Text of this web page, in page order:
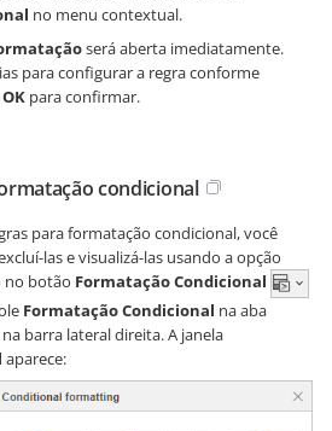
no menu contextual.
será aberta imediatamente.
para configurar a regra conforme
OK para confirmar.
condicional
para formatação condicional, você
las e visualizá-las usando a opção
no botão Formatação Condicional
Formatação Condicional na aba
na barra lateral direita. A janela
aparece: